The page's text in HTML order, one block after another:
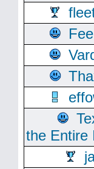
the Entire